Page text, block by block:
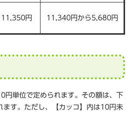
11,350円 11,340円から5,680円
円単位で定められます。その額は、下
ます。ただし、【カッコ】内は10円未